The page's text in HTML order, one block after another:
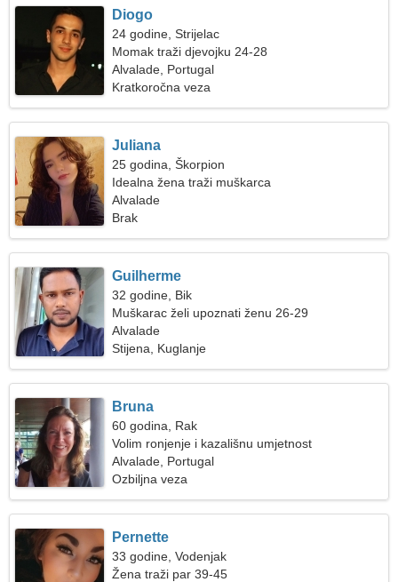
Diogo
24 godine, Strijelac
Momak traži djevojku 24-28
Alvalade, Portugal
Kratkoročna veza
Juliana
25 godina, Škorpion
Idealna žena traži muškarca
Alvalade
Brak
Guilherme
32 godine, Bik
Muškarac želi upoznati ženu 26-29
Alvalade
Stijena, Kuglanje
Bruna
60 godina, Rak
Volim ronjenje i kazališnu umjetnost
Alvalade, Portugal
Ozbiljna veza
Pernette
33 godine, Vodenjak
Žena traži par 39-45